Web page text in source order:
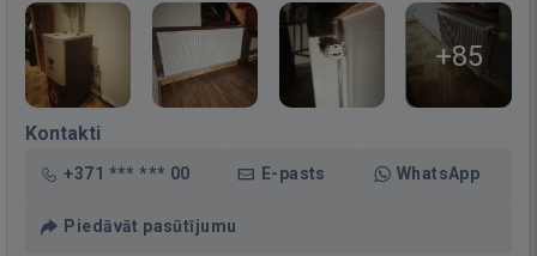
+85
Kontakti
+371 *** *** 00 E-pasts WhatsApp
Piedāvāt pasūtījumu